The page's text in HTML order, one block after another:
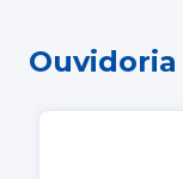
Ouvidoria